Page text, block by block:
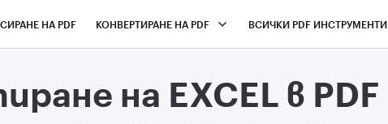
НА PDF КОНВЕРТИРАНЕ НА PDF ВСИЧКИ PDF ИНСТРУМЕНТИ
на EXCEL в PDF